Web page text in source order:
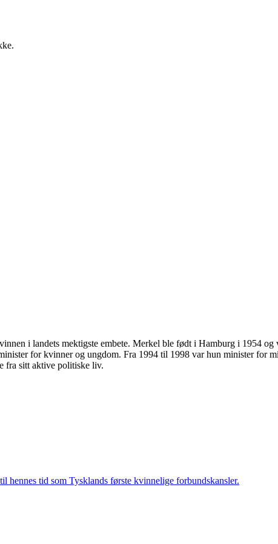
i landets mektigste embete. Merkel ble født i Hamburg i 1954
for kvinner og ungdom. Fra 1994 til 1998 var hun minister for
fra sitt aktive politiske liv.
tid som Tysklands første kvinnelige forbundskansler.